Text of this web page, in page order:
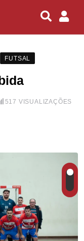
FUTSAL
517 VISUALIZAÇÕES